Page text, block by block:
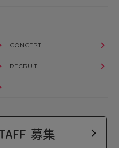
CONCEPT
RECRUIT
募集